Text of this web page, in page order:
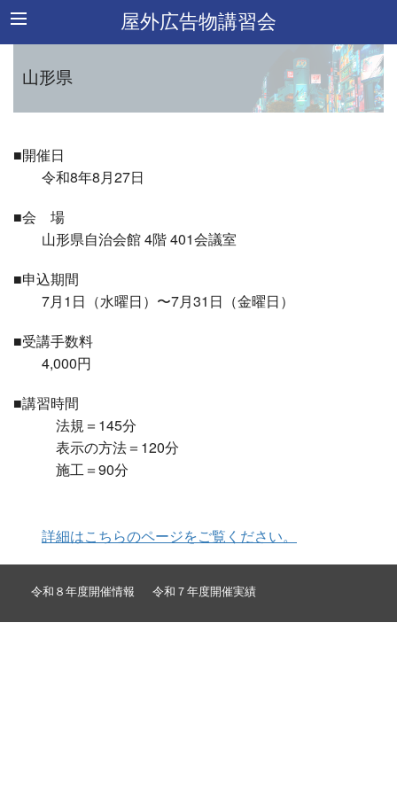
屋外広告物講習会
山形県
■開催日
令和8年8月27日
■会 場
山形県自治会館 4階 401会議室
■申込期間
7月1日（水曜日）〜7月31日（金曜日）
■受講手数料
4,000円
■講習時間
法規＝145分
表示の方法＝120分
施工＝90分
詳細はこちらのページをご覧ください。
令和８年度開催情報 令和７年度開催実績